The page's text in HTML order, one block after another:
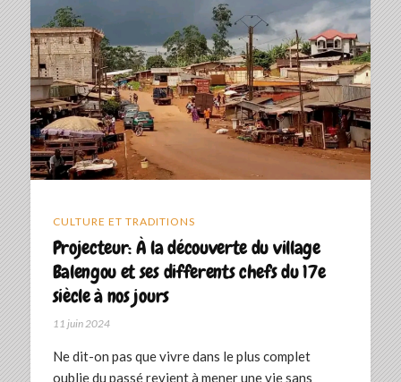
CULTURE ET TRADITIONS
Projecteur: À la découverte du village
Balengou et ses differents chefs du 17e
siècle à nos jours
11 juin 2024
Ne dit-on pas que vivre dans le plus complet
oublie du passé revient à mener une vie sans